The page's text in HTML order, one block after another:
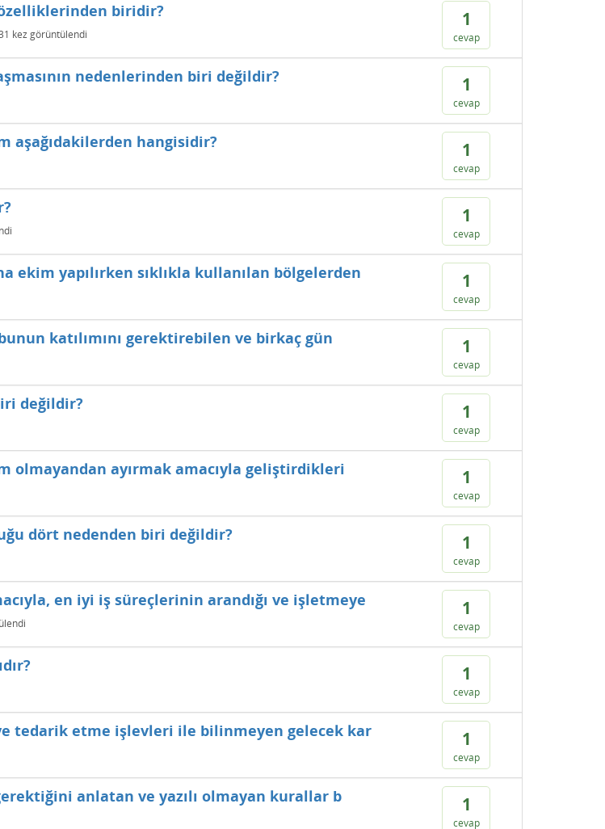
1
cevap
biridir?
kez görüntülendi
1
cevap
nedenlerinden biri değildir?
1
cevap
aşağıdakilerden hangisidir?
1
cevap
1
cevap
ekim yapılırken sıklıkla kullanılan bölgelerden
1
cevap
katılımını gerektirebilen ve birkaç gün
1
cevap
değildir?
1
cevap
ayırmak amacıyla geliştirdikleri
1
cevap
dört nedenden biri değildir?
1
cevap
en iyi iş süreçlerinin arandığı ve işletmeye
1
cevap
1
cevap
tedarik etme işlevleri ile bilinmeyen gelecek kar
1
cevap
anlatan ve yazılı olmayan kurallar b